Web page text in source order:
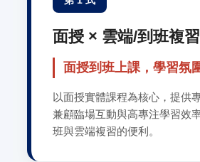
面授 × 雲端/到班複習
面授到班上課，學習氛
以面授實體課程為核心，提供
兼顧臨場互動與高專注學習效
班與雲端複習的便利。